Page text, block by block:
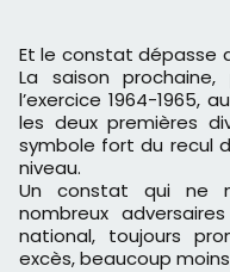
Et le constat dépasse
La saison
l’exercice 1964-1965,
les deux premières
symbole fort du recul
niveau.
Un constat qui ne
nombreux
national, toujours
excès, beaucoup